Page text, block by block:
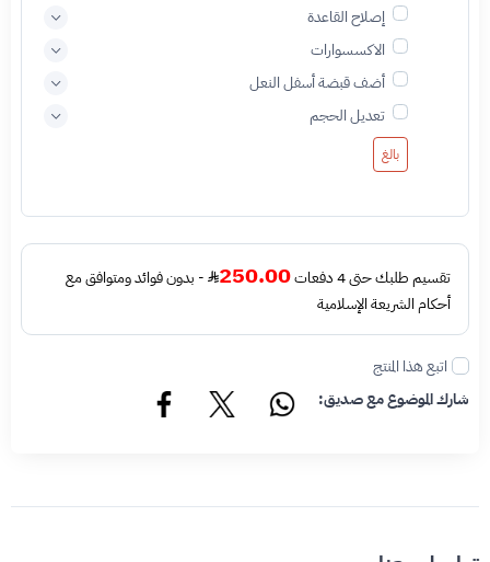
إصلاح القاعدة
الاكسسوارات
أضف قبضة أسفل النعل
تعديل الحجم
بالغ
تقسيم طلبك حتى 4 دفعات 250.00
- بدون فوائد ومتوافق مع
أحكام الشريعة الإسلامية
اتبع هذا المنتج
شارك الموضوع مع صديق: